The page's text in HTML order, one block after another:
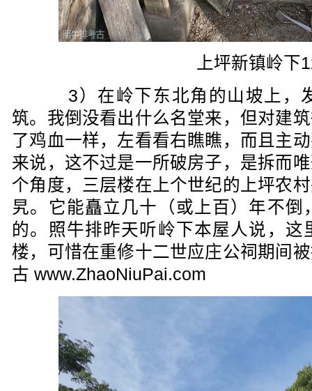
上坪新镇岭下
3）在岭下东北角的山坡上，
筑。我倒没看出什么名堂来，但对建
了鸡血一样，左看看右瞧瞧，而且主
来说，这不过是一所破房子，是拆而
个角度，三层楼在上个世纪的上坪农
旯。它能矗立几十（或上百）年不倒
的。照牛排昨天听岭下本屋人说，这
楼，可惜在重修十二世应庄公祠期间
古 www.ZhaoNiuPai.com